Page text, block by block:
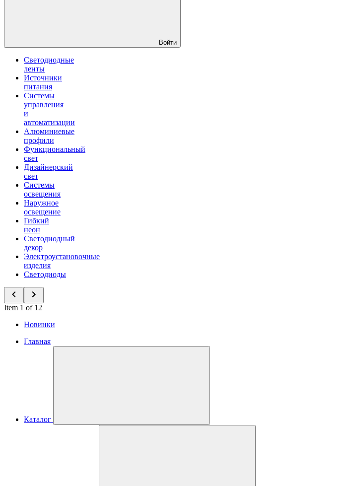
Войти
Светодиодные
ленты
Источники
питания
Системы
управления
и
автоматизации
Алюминиевые
профили
Функциональный
свет
Дизайнерский
свет
Системы
освещения
Наружное
освещение
Гибкий
неон
Светодиодный
декор
Электроустановочные
изделия
Светодиоды
Item 1 of 12
Новинки
Главная
Каталог